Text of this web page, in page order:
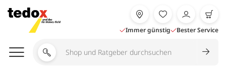
Inhalt
springen
Immer günstig Bester Service
Shop